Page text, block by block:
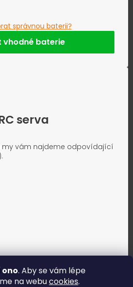
ono. Aby se vám lépe
na webucookies.
správnou baterii?
vhodné baterie
serva
my vám najdeme odpovídající